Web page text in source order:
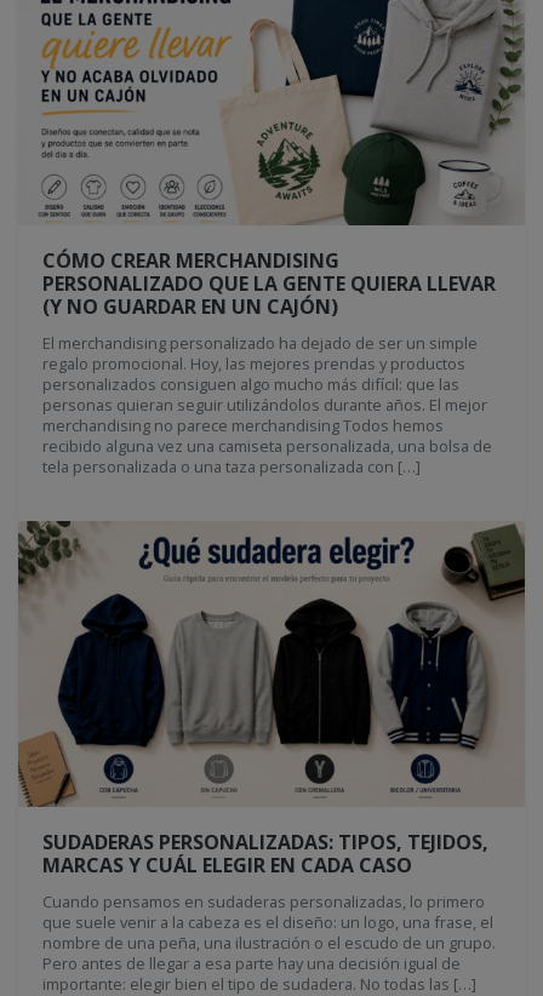
CÓMO CREAR MERCHANDISING
PERSONALIZADO QUE LA GENTE QUIERA LLEVAR
(Y NO GUARDAR EN UN CAJÓN)
El merchandising personalizado ha dejado de ser un simple
regalo promocional. Hoy, las mejores prendas y productos
personalizados consiguen algo mucho más difícil: que las
personas quieran seguir utilizándolos durante años. El mejor
merchandising no parece merchandising Todos hemos
recibido alguna vez una camiseta personalizada, una bolsa de
tela personalizada o una taza personalizada con […]
SUDADERAS PERSONALIZADAS: TIPOS, TEJIDOS,
MARCAS Y CUÁL ELEGIR EN CADA CASO
Cuando pensamos en sudaderas personalizadas, lo primero
que suele venir a la cabeza es el diseño: un logo, una frase, el
nombre de una peña, una ilustración o el escudo de un grupo.
Pero antes de llegar a esa parte hay una decisión igual de
importante: elegir bien el tipo de sudadera. No todas las […]